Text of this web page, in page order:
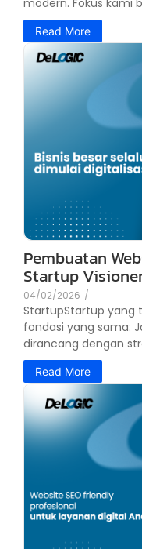
modern. Fokus kami
Read More
Pembuatan
Startup
04/02/2026 /
StartupStartup yang
fondasi yang sama:
dirancang dengan
Read More